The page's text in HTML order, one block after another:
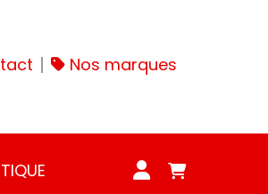
Nos marques